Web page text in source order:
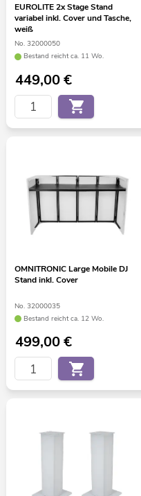
EUROLITE 2x Stage Stand
variabel inkl. Cover und Tasche,
weiß
No. 32000050
Bestand reicht ca. 11 Wo.
449,00€
OMNITRONIC Large Mobile DJ
Stand inkl. Cover
No. 32000035
Bestand reicht ca. 12 Wo.
499,00€